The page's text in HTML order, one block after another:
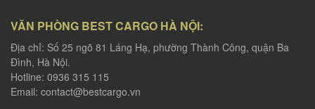
VĂN PHÒNG BEST CARGO HÀ NỘI:
Địa chỉ: Số 25 ngõ 81 Láng Hạ, phường Thành Công, quận Ba
Đình, Hà Nội.
Hotline: 0936 315 115
Email: contact@bestcargo.vn